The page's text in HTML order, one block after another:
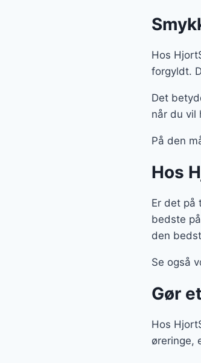
Hos
forgyldt.
Det
når du vil
På den
Hos
Er det på
bedste
den
Se også
Gør
Hos
øreringe,